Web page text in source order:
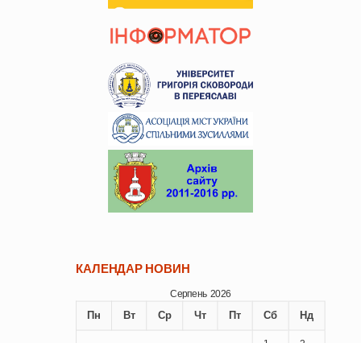
КАЛЕНДАР НОВИН
Серпень 2026
Пн Вт Ср Чт Пт Сб Нд